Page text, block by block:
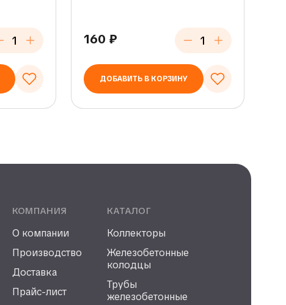
160 ₽
ДОБАВИТЬ В КОРЗИНУ
КОМПАНИЯ
О компании
Производство
Доставка
Прайс-лист
КАТАЛОГ
Коллекторы
Железобетонные
колодцы
Трубы
железобетонные